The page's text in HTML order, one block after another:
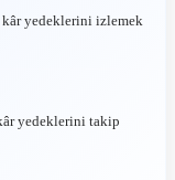
kâr yedeklerini izlemek
yedeklerini takip